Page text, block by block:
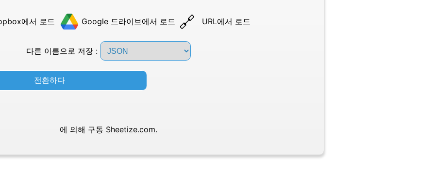
에서 로드 Google 드라이브에서 로드 URL에서 로드
다른 이름으로 저장 :
전환하다
에 의해 구동 Sheetize.com.